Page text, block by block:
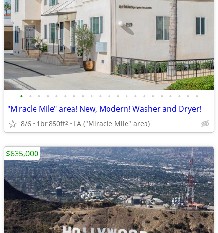
• • • • • • • • • • • • • • • • • • • • •
"Miracle Mile" area! New, Modern! Washer and Dryer!
8/6 1br850ft2 LA ("Miracle Mile" area)
$635,000